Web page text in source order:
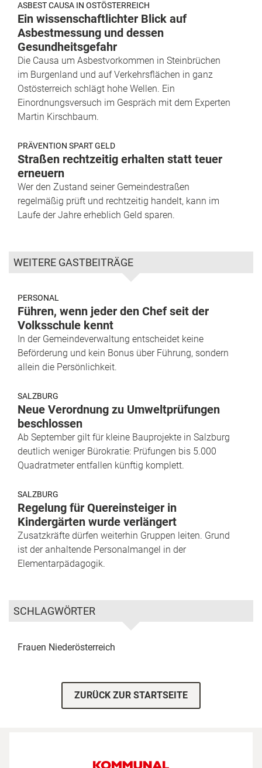
ASBEST CAUSA IN OSTÖSTERREICH
Ein wissenschaftlichter Blick auf
Asbestmessung und dessen
Gesundheitsgefahr
Die Causa um Asbestvorkommen in Steinbrüchen
im Burgenland und auf Verkehrsflächen in ganz
Ostösterreich schlägt hohe Wellen. Ein
Einordnungsversuch im Gespräch mit dem Experten
Martin Kirschbaum.
PRÄVENTION SPART GELD
Straßen rechtzeitig erhalten statt teuer
erneuern
Wer den Zustand seiner Gemeindestraßen
regelmäßig prüft und rechtzeitig handelt, kann im
Laufe der Jahre erheblich Geld sparen.
WEITERE GASTBEITRÄGE
PERSONAL
Führen, wenn jeder den Chef seit der
Volksschule kennt
In der Gemeindeverwaltung entscheidet keine
Beförderung und kein Bonus über Führung, sondern
allein die Persönlichkeit.
SALZBURG
Neue Verordnung zu Umweltprüfungen
beschlossen
Ab September gilt für kleine Bauprojekte in Salzburg
deutlich weniger Bürokratie: Prüfungen bis 5.000
Quadratmeter entfallen künftig komplett.
SALZBURG
Regelung für Quereinsteiger in
Kindergärten wurde verlängert
Zusatzkräfte dürfen weiterhin Gruppen leiten. Grund
ist der anhaltende Personalmangel in der
Elementarpädagogik.
SCHLAGWÖRTER
Frauen Niederösterreich
ZURÜCK ZUR STARTSEITE